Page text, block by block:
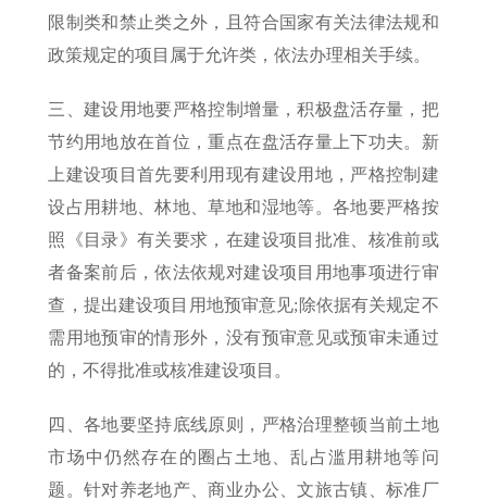
限制类和禁止类之外，且符合国家有关法律法规和
政策规定的项目属于允许类，依法办理相关手续。
三、建设用地要严格控制增量，积极盘活存量，把
节约用地放在首位，重点在盘活存量上下功夫。新
上建设项目首先要利用现有建设用地，严格控制建
设占用耕地、林地、草地和湿地等。各地要严格按
照《目录》有关要求，在建设项目批准、核准前或
者备案前后，依法依规对建设项目用地事项进行审
查，提出建设项目用地预审意见;除依据有关规定不
需用地预审的情形外，没有预审意见或预审未通过
的，不得批准或核准建设项目。
四、各地要坚持底线原则，严格治理整顿当前土地
市场中仍然存在的圈占土地、乱占滥用耕地等问
题。针对养老地产、商业办公、文旅古镇、标准厂